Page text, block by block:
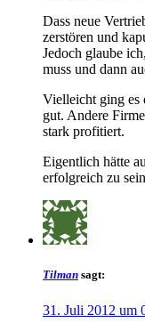
Dass neue
zerstören und
Jedoch glaube
muss und dann
Vielleicht ging es
gut. Andere
stark profitiert.
Eigentlich hätte
erfolgreich zu
Tilman sagt:
31. Juli 2012 um